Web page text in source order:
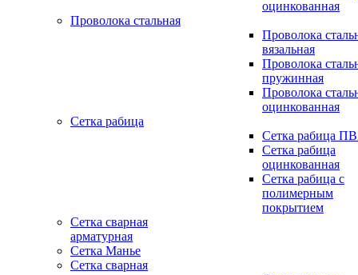
оцинкованная
Проволока стальная
Проволока
вязальная
Проволока
пружинная
Проволока
оцинкованная
Сетка рабица
Сетка рабица
Сетка рабица
оцинкованная
Сетка рабица с
полимерным
покрытием
Сетка сварная
арматурная
Сетка Манье
Сетка сварная